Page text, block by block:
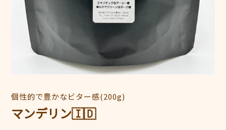
販
売
元
個性的で豊かなビター感(200g)
マンデリン🇮🇩